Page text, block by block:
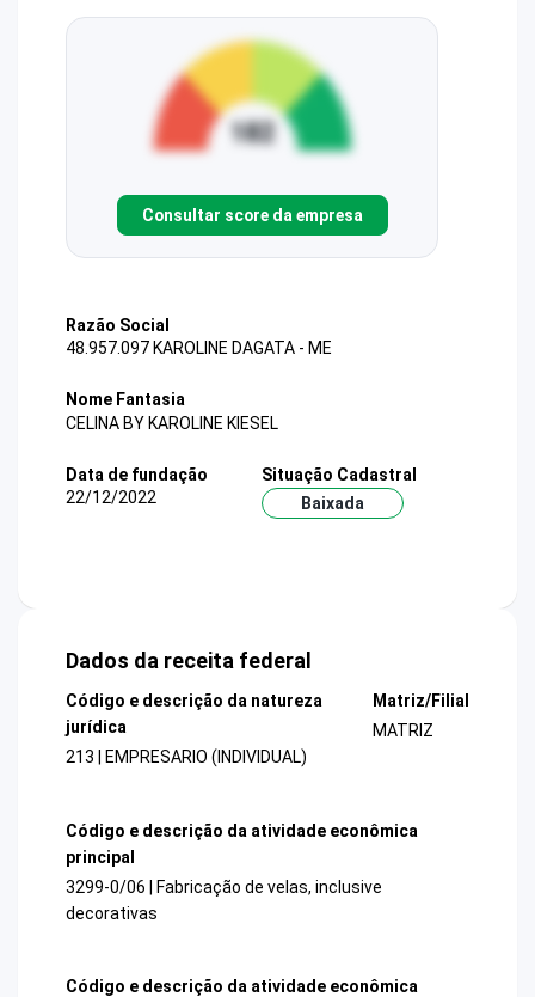
Consultar score da empresa
Razão Social
48.957.097 KAROLINE DAGATA - ME
Nome Fantasia
CELINA BY KAROLINE KIESEL
Data de fundação
22/12/2022
Situação Cadastral
Baixada
Dados da receita federal
Código e descrição da natureza
jurídica
213 | EMPRESARIO (INDIVIDUAL)
Matriz/Filial
MATRIZ
Código e descrição da atividade econômica
principal
3299-0/06 | Fabricação de velas, inclusive
decorativas
Código e descrição da atividade econômica